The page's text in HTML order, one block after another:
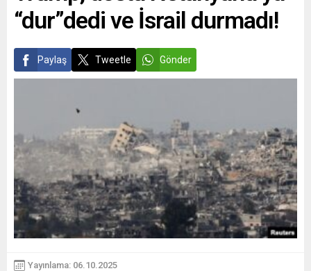
“dur”dedi ve İsrail durmadı!
Paylaş Tweetle Gönder
Yayınlama: 06.10.2025